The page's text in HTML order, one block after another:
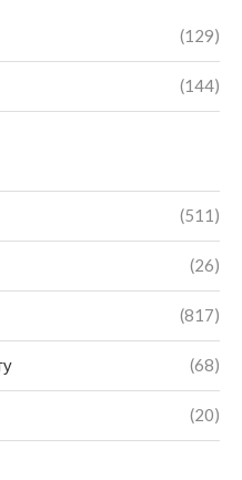
(129)
(144)
(511)
(26)
(817)
(68)
(20)